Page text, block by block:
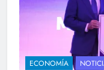
ECONOMÍA